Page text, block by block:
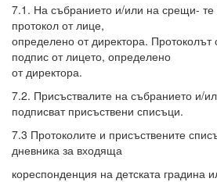
7.1. На събранието и/или на срещи- те
протокол от лице,
определено от директора. Протоколът
подпис от лицето, определено
от директора.
7.2. Присъствалите на събранието и/
подписват присъствени списъци.
7.3 Протоколите и присъствените
дневника за входяща
кореспонденция на детската градина